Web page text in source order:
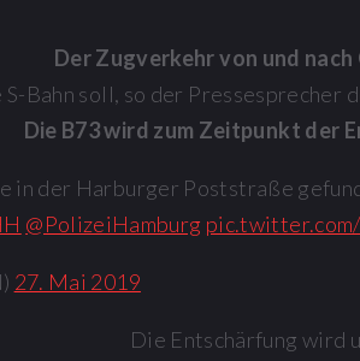
Der Zugverkehr von und
S-Bahn soll, so der
Die B73 wird zum Zeitpunkt der
in der Harburger Poststraße
@PolizeiHamburg
27. Mai 2019
Die Entschärfung wird